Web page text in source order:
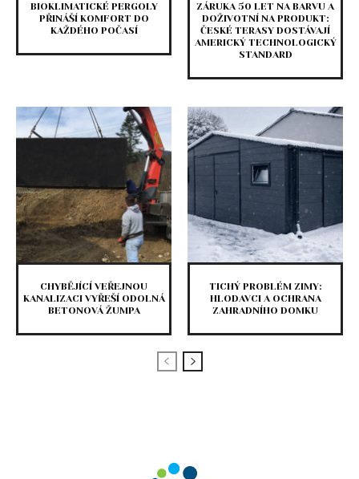
BIOKLIMATICKÉ PERGOLY
PŘINÁŠÍ KOMFORT DO
KAŽDÉHO POČASÍ
ZÁRUKA 50 LET NA BARVU A
DOŽIVOTNÍ NA PRODUKT:
ČESKÉ TERASY DOSTÁVAJÍ
AMERICKÝ TECHNOLOGICKÝ
STANDARD
CHYBĚJÍCÍ VEŘEJNOU
KANALIZACI VYŘEŠÍ ODOLNÁ
BETONOVÁ ŽUMPA
TICHÝ PROBLÉM ZIMY:
HLODAVCI A OCHRANA
ZAHRADNÍHO DOMKU